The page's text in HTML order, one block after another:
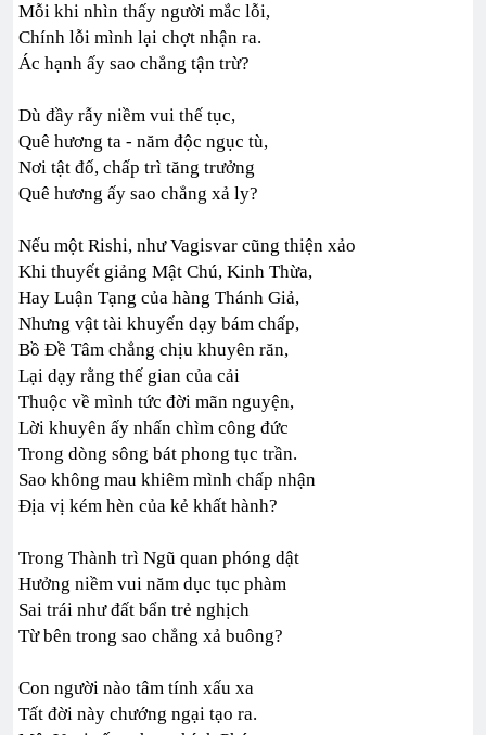
Mỗi khi nhìn thấy người mắc lỗi,
Chính lỗi mình lại chợt nhận ra.
Ác hạnh ấy sao chẳng tận trừ?
Dù đầy rẫy niềm vui thế tục,
Quê hương ta - năm độc ngục tù,
Nơi tật đố, chấp trì tăng trưởng
Quê hương ấy sao chẳng xả ly?
Nếu một Rishi, như Vagisvar cũng thiện xảo
Khi thuyết giảng Mật Chú, Kinh Thừa,
Hay Luận Tạng của hàng Thánh Giả,
Nhưng vật tài khuyến dạy bám chấp,
Bồ Đề Tâm chẳng chịu khuyên răn,
Lại dạy rằng thế gian của cải
Thuộc về mình tức đời mãn nguyện,
Lời khuyên ấy nhấn chìm công đức
Trong dòng sông bát phong tục trần.
Sao không mau khiêm mình chấp nhận
Địa vị kém hèn của kẻ khất hành?
Trong Thành trì Ngũ quan phóng dật
Hưởng niềm vui năm dục tục phàm
Sai trái như đất bẩn trẻ nghịch
Từ bên trong sao chẳng xả buông?
Con người nào tâm tính xấu xa
Tất đời này chướng ngại tạo ra.